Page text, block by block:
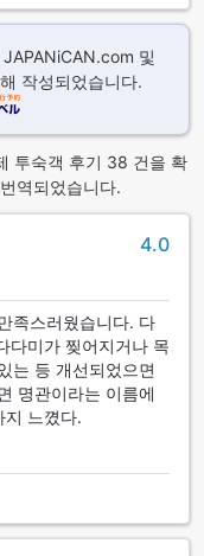
및
작성되었습니다.
투숙객 후기 38 건을 확
역되었습니다.
4.0
족스러웠습니다. 다
다미가 찢어지거나 목
는 등 개선되었으면
명관이라는 이름에
지 느꼈다.